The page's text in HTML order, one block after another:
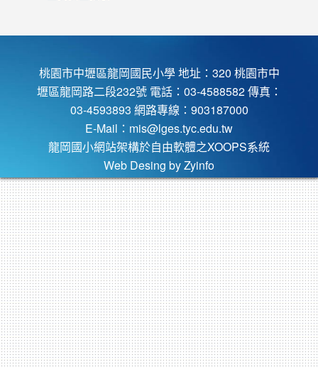
桃園市中壢區龍岡國民小學 地址：320 桃園市中
壢區龍岡路二段232號 電話：03-4588582 傳真：
03-4593893 網路專線：903187000
E-Mail： mis@lges.tyc.edu.tw
龍岡國小網站架構於自由軟體之XOOPS系統
Web Desing by Zyinfo